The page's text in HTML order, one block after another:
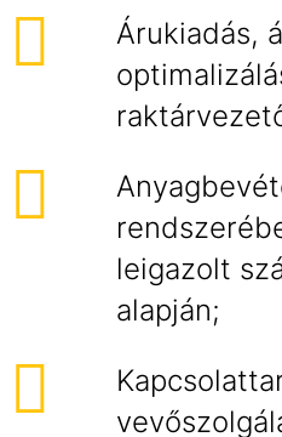
Árukiadás,
leigazolt
alapján;